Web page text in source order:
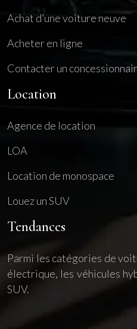
Achat d’une voiture neuve
Acheter en ligne
Contacter un
Location
Agence de location
LOA
Location de monospace
Louez un SUV
Tendances
Parmi les catégories de
électrique, les véhicules
SUV.